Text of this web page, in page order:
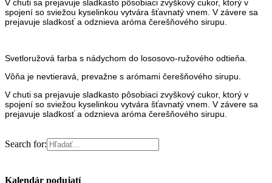
V chuti sa prejavuje sladkasto pôsobiaci zvyškový cukor, ktorý v
spojení so sviežou kyselinkou vytvára šťavnatý vnem. V závere sa
prejavuje sladkosť a odznieva aróma čerešňového sirupu.
Svetloružová farba s nádychom do lososovo-ružového odtieňa.
Vôňa je nevtieravá, prevažne s arómami čerešňového sirupu.
V chuti sa prejavuje sladkasto pôsobiaci zvyškový cukor, ktorý v
spojení so sviežou kyselinkou vytvára šťavnatý vnem. V závere sa
prejavuje sladkosť a odznieva aróma čerešňového sirupu.
Search for:
Kalendár podujatí